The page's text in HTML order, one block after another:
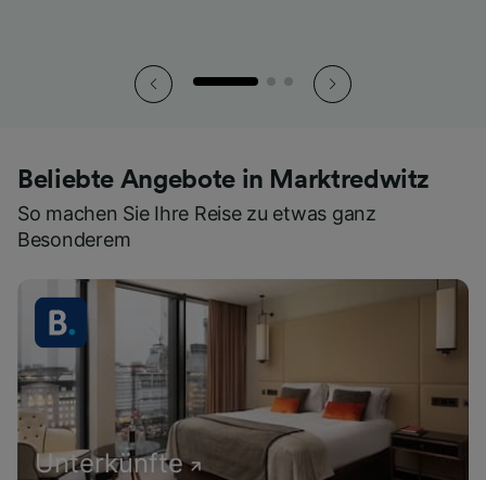
Beliebte Angebote in Marktredwitz
So machen Sie Ihre Reise zu etwas ganz
Besonderem
Unterkünfte